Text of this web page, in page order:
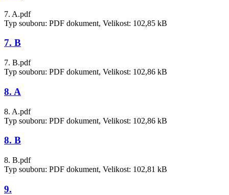
7. A.pdf
Typ souboru: PDF dokument, Velikost: 102,85 kB
7. B
7. B.pdf
Typ souboru: PDF dokument, Velikost: 102,86 kB
8. A
8. A.pdf
Typ souboru: PDF dokument, Velikost: 102,86 kB
8. B
8. B.pdf
Typ souboru: PDF dokument, Velikost: 102,81 kB
9.